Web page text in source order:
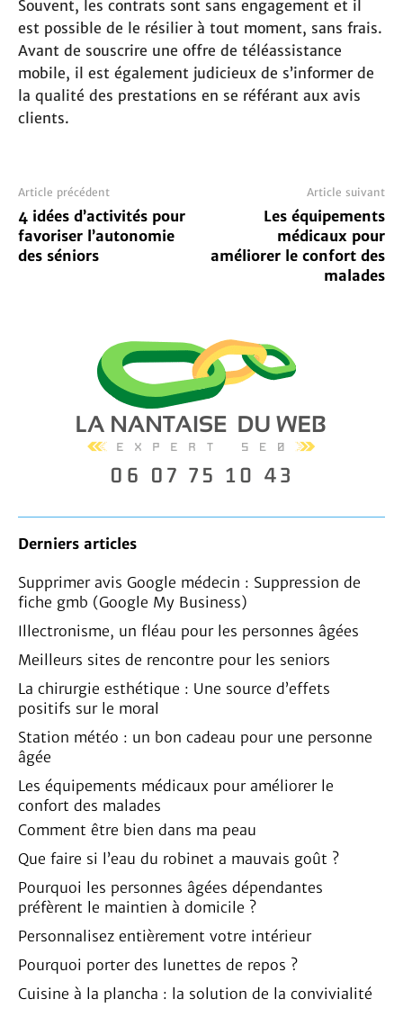
Souvent, les contrats sont sans engagement et il
est possible de le résilier à tout moment, sans frais.
Avant de souscrire une offre de téléassistance
mobile, il est également judicieux de s’informer de
la qualité des prestations en se référant aux avis
clients.
Article précédent
4 idées d’activités pour
favoriser l’autonomie
des séniors
Article suivant
Les équipements
médicaux pour
améliorer le confort des
malades
Derniers articles
Supprimer avis Google médecin : Suppression de
fiche gmb (Google My Business)
Illectronisme, un fléau pour les personnes âgées
Meilleurs sites de rencontre pour les seniors
La chirurgie esthétique : Une source d’effets
positifs sur le moral
Station météo : un bon cadeau pour une personne
âgée
Les équipements médicaux pour améliorer le
confort des malades
Comment être bien dans ma peau
Que faire si l’eau du robinet a mauvais goût ?
Pourquoi les personnes âgées dépendantes
préfèrent le maintien à domicile ?
Personnalisez entièrement votre intérieur
Pourquoi porter des lunettes de repos ?
Cuisine à la plancha : la solution de la convivialité